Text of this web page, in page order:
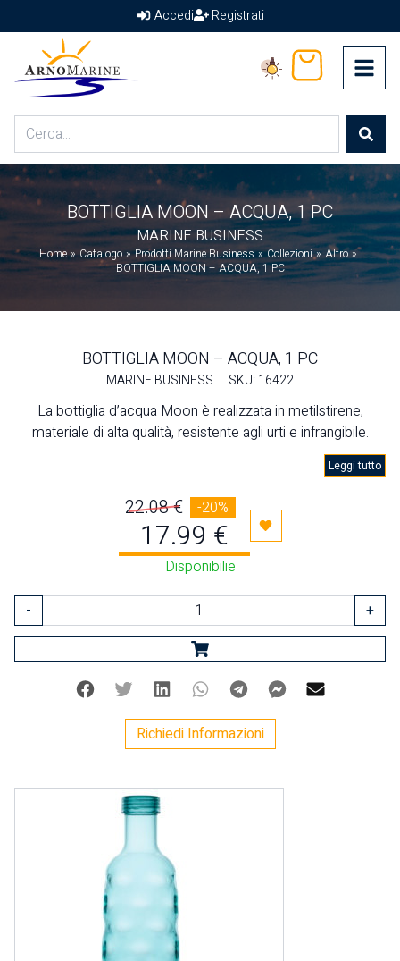
Accedi Registrati
Home
Shop
Chi Siamo
Termini & Condizioni
Contatti
Carrello
BOTTIGLIA MOON – ACQUA, 1 PC
MARINE BUSINESS
Home » Catalogo » Prodotti Marine Business » Collezioni » Altro »
BOTTIGLIA MOON – ACQUA, 1 PC
BOTTIGLIA MOON – ACQUA, 1 PC
MARINE BUSINESS | SKU: 16422
La bottiglia d’acqua Moon è realizzata in metilstirene,
materiale di alta qualità, resistente agli urti e infrangibile.
Leggi tutto
22.08 € -20%
17.99 € Aggiungi ai preferiti
Disponibilie
- +
Facebook
Twitter LinkedinWhatsappTelegramFacebook
Richiedi Informazioni